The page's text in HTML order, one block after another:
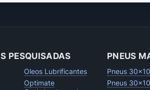
PESQUISADAS
Oleos Lubrificantes
Optimate
PNEUS
Pneus
Pneus